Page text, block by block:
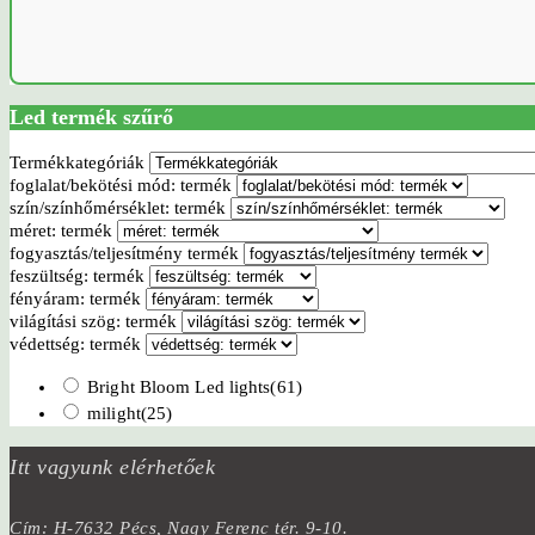
Led termék szűrő
Termékkategóriák
foglalat/bekötési mód: termék
szín/színhőmérséklet: termék
méret: termék
fogyasztás/teljesítmény termék
feszültség: termék
fényáram: termék
világítási szög: termék
védettség: termék
Bright Bloom Led lights(61)
milight(25)
Itt vagyunk elérhetőek
Cím: H-7632 Pécs, Nagy Ferenc tér. 9-10.